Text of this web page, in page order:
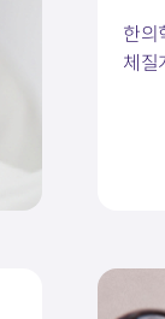
한의
체질